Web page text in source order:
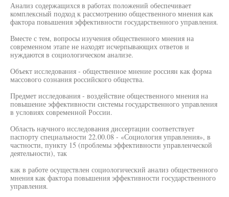
Анализ содержащихся в работах положений обеспечивает
комплексный подход к рассмотрению общественного мнения как
фактора повышения эффективности государственного управления.
Вместе с тем, вопросы изучения общественного мнения на
современном этапе не находят исчерпывающих ответов и
нуждаются в социологическом анализе.
Объект исследования - общественное мнение россиян как форма
массового сознания российского общества.
Предмет исследования - воздействие общественного мнения на
повышение эффективности системы государственного управления
в условиях современной России.
Область научного исследования диссертации соответствует
паспорту специальности 22.00.08 - «Социология управления», в
частности, пункту 15 (проблемы эффективности управленческой
деятельности), так
как в работе осуществлен социологический анализ общественного
мнения как фактора повышения эффективности государственного
управления.